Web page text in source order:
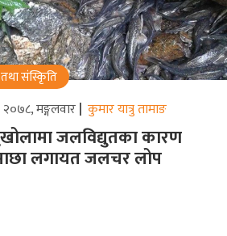
संस्किृति
मङ्गलवार कुमार यात्रु तामाङ
जलविद्युतका कारण
लगायत जलचर लोप